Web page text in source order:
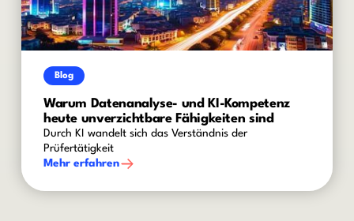
Blog
Warum Datenanalyse- und KI-Kompetenz
heute unverzichtbare Fähigkeiten sind
Durch KI wandelt sich das Verständnis der
Prüfertätigkeit
Mehr erfahren